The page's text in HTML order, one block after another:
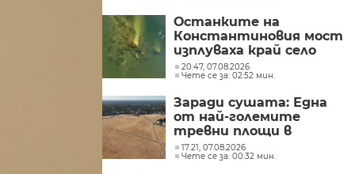
Останките на
Константиновия мост
изплуваха край село
Гиген
20:47, 07.08.2026
Чете се за: 02:52 мин.
Заради сушата: Една
от най-големите
тревни площи в
британската столица
е напълно изгоряла
17:21, 07.08.2026
Чете се за: 00:32 мин.